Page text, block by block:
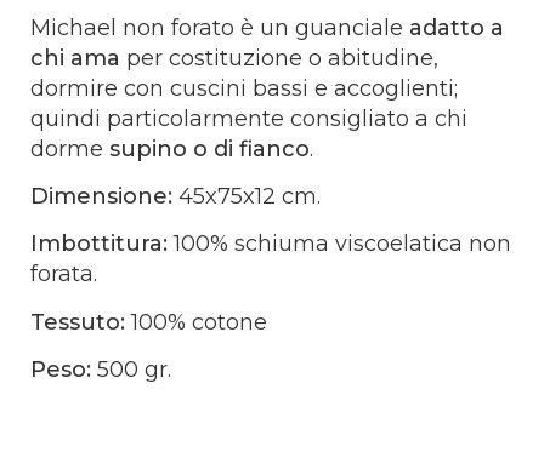
Michael non forato è un guanciale adatto a
chi ama per costituzione o abitudine,
dormire con cuscini bassi e accoglienti;
quindi particolarmente consigliato a chi
dorme supino o di fianco.
Dimensione: 45x75x12 cm.
Imbottitura: 100% schiuma viscoelatica non
forata.
Tessuto: 100% cotone
Peso: 500 gr.